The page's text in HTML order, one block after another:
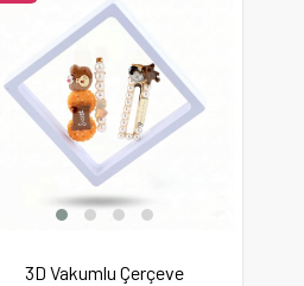
3D Vakumlu Çerçeve